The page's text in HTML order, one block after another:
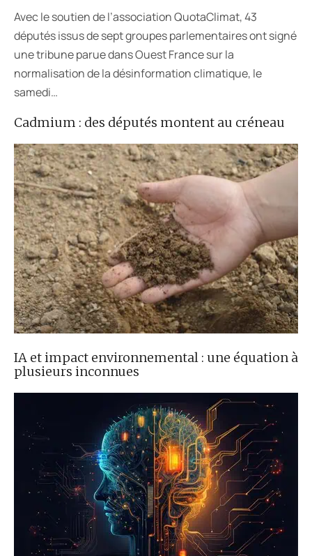
Cadmium : des députés montent au créneau
IA et impact environnemental : une équation à
plusieurs inconnues
Avec le soutien de l’association QuotaClimat, 43
députés issus de sept groupes parlementaires ont signé
une tribune parue dans Ouest France sur la
normalisation de la désinformation climatique, le
samedi…